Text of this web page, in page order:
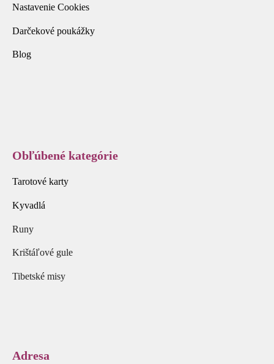
Nastavenie Cookies
Darčekové poukážky
Blog
Obľúbené kategórie
Tarotové karty
Kyvadlá
Runy
Krištáľové gule
Tibetské misy
Adresa